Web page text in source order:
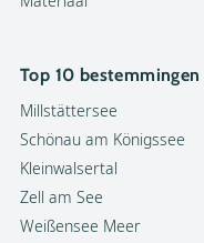
Top 10 bestemmingen
Millstättersee
Schönau am Königssee
Kleinwalsertal
Zell am See
Weißensee Meer